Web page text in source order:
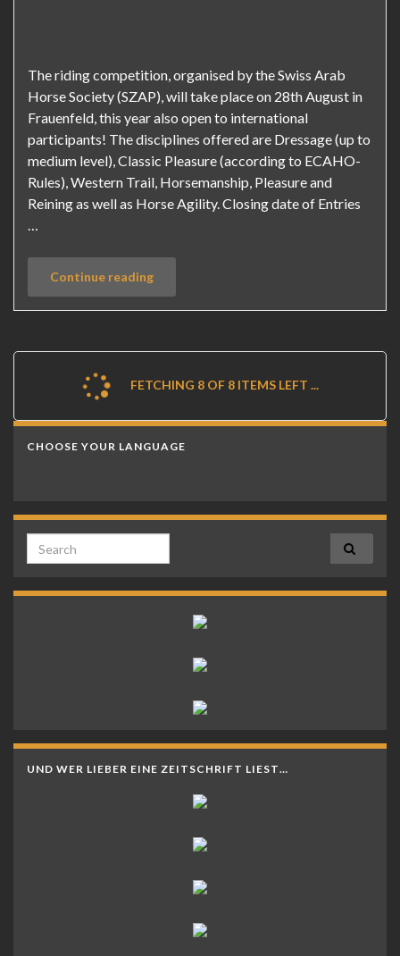
The riding competition, organised by the Swiss Arab
Horse Society (SZAP), will take place on 28th August in
Frauenfeld, this year also open to international
participants! The disciplines offered are Dressage (up to
medium level), Classic Pleasure (according to ECAHO-
Rules), Western Trail, Horsemanship, Pleasure and
Reining as well as Horse Agility. Closing date of Entries
…
Continue reading
FETCHING 8 OF 8 ITEMS LEFT ...
CHOOSE YOUR LANGUAGE
Search for:
UND WER LIEBER EINE ZEITSCHRIFT LIEST…